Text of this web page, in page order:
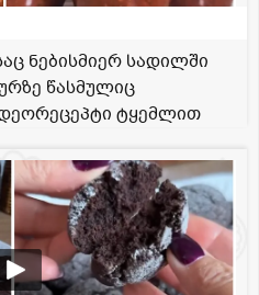
ნებისმიერ სადილში
წასმულიც
ტყემლით